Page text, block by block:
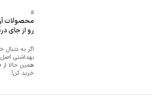
a
محصولات
رو از جای
اگر به
بهداشتی
همین حالا از
خرید کن!